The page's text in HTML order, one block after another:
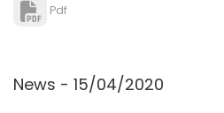
Pdf
News - 15/04/2020